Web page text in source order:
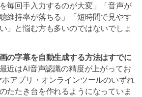
毎回手入力するのが大変」「音声が
維持率が落ちる」「短時間で見やす
」と悩む方も多いのではないでしょ
の字幕を自動生成する方法はすでに
近はAI音声認識の精度が上がってお
アプリ・オンラインツールのいずれ
たたき台を作れるようになっていま